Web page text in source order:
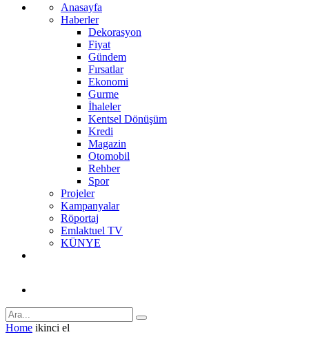
Anasayfa
Haberler
Dekorasyon
Fiyat
Gündem
Fırsatlar
Ekonomi
Gurme
İhaleler
Kentsel Dönüşüm
Kredi
Magazin
Otomobil
Rehber
Spor
Projeler
Kampanyalar
Röportaj
Emlaktuel TV
KÜNYE
Home ikinci el